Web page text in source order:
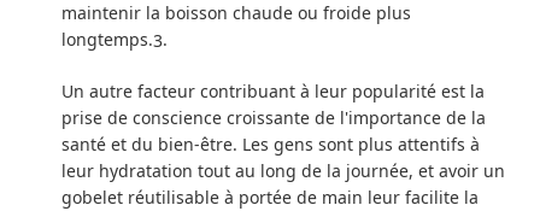
maintenir la boisson chaude ou froide plus
longtemps.3.
Un autre facteur contribuant à leur popularité est la
prise de conscience croissante de l'importance de la
santé et du bien-être. Les gens sont plus attentifs à
leur hydratation tout au long de la journée, et avoir un
gobelet réutilisable à portée de main leur facilite la